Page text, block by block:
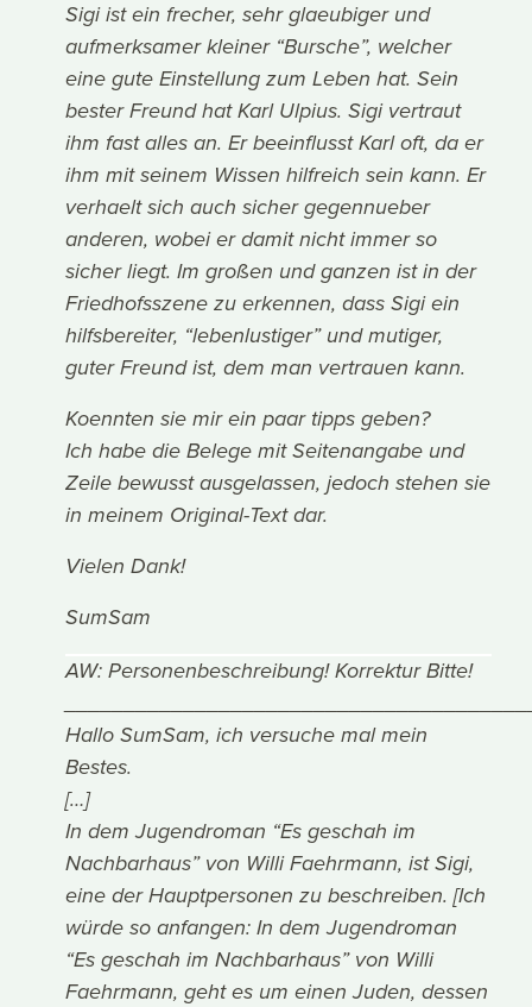
Sigi ist ein frecher, sehr glaeubiger und
aufmerksamer kleiner “Bursche”, welcher
eine gute Einstellung zum Leben hat. Sein
bester Freund hat Karl Ulpius. Sigi vertraut
ihm fast alles an. Er beeinflusst Karl oft, da er
ihm mit seinem Wissen hilfreich sein kann. Er
verhaelt sich auch sicher gegennueber
anderen, wobei er damit nicht immer so
sicher liegt. Im großen und ganzen ist in der
Friedhofsszene zu erkennen, dass Sigi ein
hilfsbereiter, “lebenlustiger” und mutiger,
guter Freund ist, dem man vertrauen kann.
Koennten sie mir ein paar tipps geben?
Ich habe die Belege mit Seitenangabe und
Zeile bewusst ausgelassen, jedoch stehen sie
in meinem Original-Text dar.
Vielen Dank!
SumSam
AW: Personenbeschreibung! Korrektur Bitte!
Hallo SumSam, ich versuche mal mein
Bestes.
[…]
In dem Jugendroman “Es geschah im
Nachbarhaus” von Willi Faehrmann, ist Sigi,
eine der Hauptpersonen zu beschreiben. [Ich
würde so anfangen: In dem Jugendroman
“Es geschah im Nachbarhaus” von Willi
Faehrmann, geht es um einen Juden, dessen